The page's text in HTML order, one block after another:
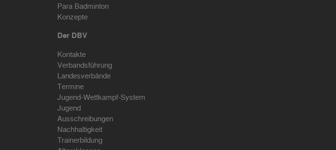
Para Badminton
Konzepte
Der DBV
Kontakte
Verbandsführung
Landesverbände
Termine
Jugend-Wettkampf-System
Jugend
Ausschreibungen
Nachhaltigkeit
Trainerbildung